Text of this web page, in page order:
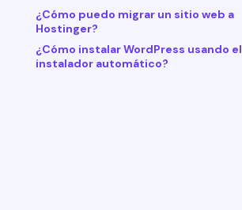
¿Cómo puedo migrar un sitio web a
Hostinger?
¿Cómo instalar WordPress usando el
instalador automático?